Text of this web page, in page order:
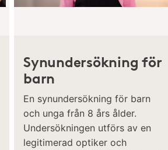
Synundersökning för
barn
En synundersökning för barn
och unga från 8 års ålder.
Undersökningen utförs av en
legitimerad optiker och